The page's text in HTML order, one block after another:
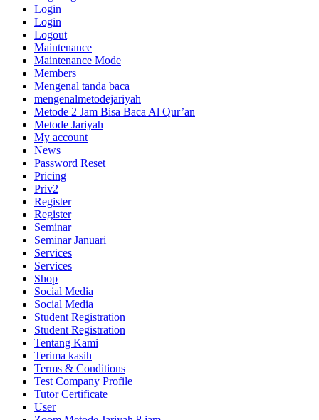
Login
Login
Logout
Maintenance
Maintenance Mode
Members
Mengenal tanda baca
mengenalmetodejariyah
Metode 2 Jam Bisa Baca Al Qur’an
Metode Jariyah
My account
News
Password Reset
Pricing
Priv2
Register
Register
Seminar
Seminar Januari
Services
Services
Shop
Social Media
Social Media
Student Registration
Student Registration
Tentang Kami
Terima kasih
Terms & Conditions
Test Company Profile
Tutor Certificate
User